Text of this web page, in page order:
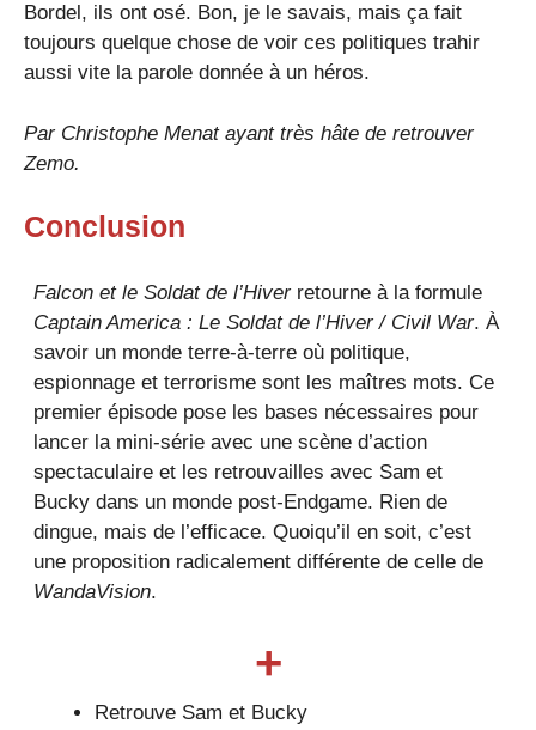
Bordel, ils ont osé. Bon, je le savais, mais ça fait
toujours quelque chose de voir ces politiques trahir
aussi vite la parole donnée à un héros.
Par Christophe Menatayant très hâte de retrouver
Zemo.
Conclusion
Falcon et le Soldat de l’Hiverretourne à la formule
Captain America : Le Soldat de l’Hiver / Civil War. À
savoir un monde terre-à-terre où politique,
espionnage et terrorisme sont les maîtres mots. Ce
premier épisode pose les bases nécessaires pour
lancer la mini-série avec une scène d’action
spectaculaire et les retrouvailles avec Sam et
Bucky dans un monde post-Endgame. Rien de
dingue, mais de l’efficace. Quoiqu’il en soit, c’est
une proposition radicalement différente de celle de
WandaVision.
+
Retrouve Sam et Bucky